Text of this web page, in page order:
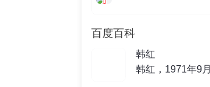
百度百科
韩红